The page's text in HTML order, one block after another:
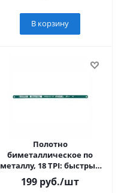
В корзину
Полотно
биметаллическое по
металлу, 18 TPI: быстрый
рез, 300 мм, гибкое,
волнообразная разводка.
199 руб./шт